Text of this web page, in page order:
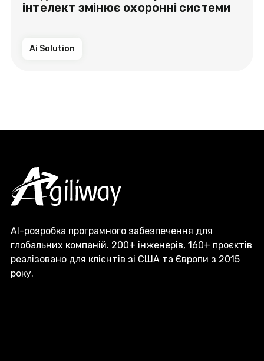
інтелект змінює охоронні системи
Ai Solution
AI-розробка програмного забезпечення для
глобальних компаній. 200+ інженерів, 160+ проєктів
реалізовано для клієнтів зі США та Європи з 2015
року.